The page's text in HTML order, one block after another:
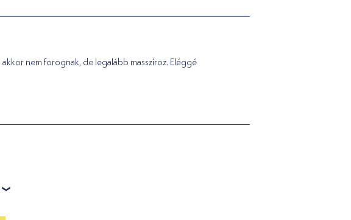
nem forognak, de legalább masszíroz. Eléggé